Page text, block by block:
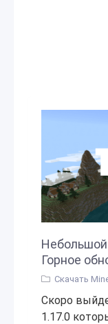
Небольшой
Горное
Скачать
Скоро
1.17.0